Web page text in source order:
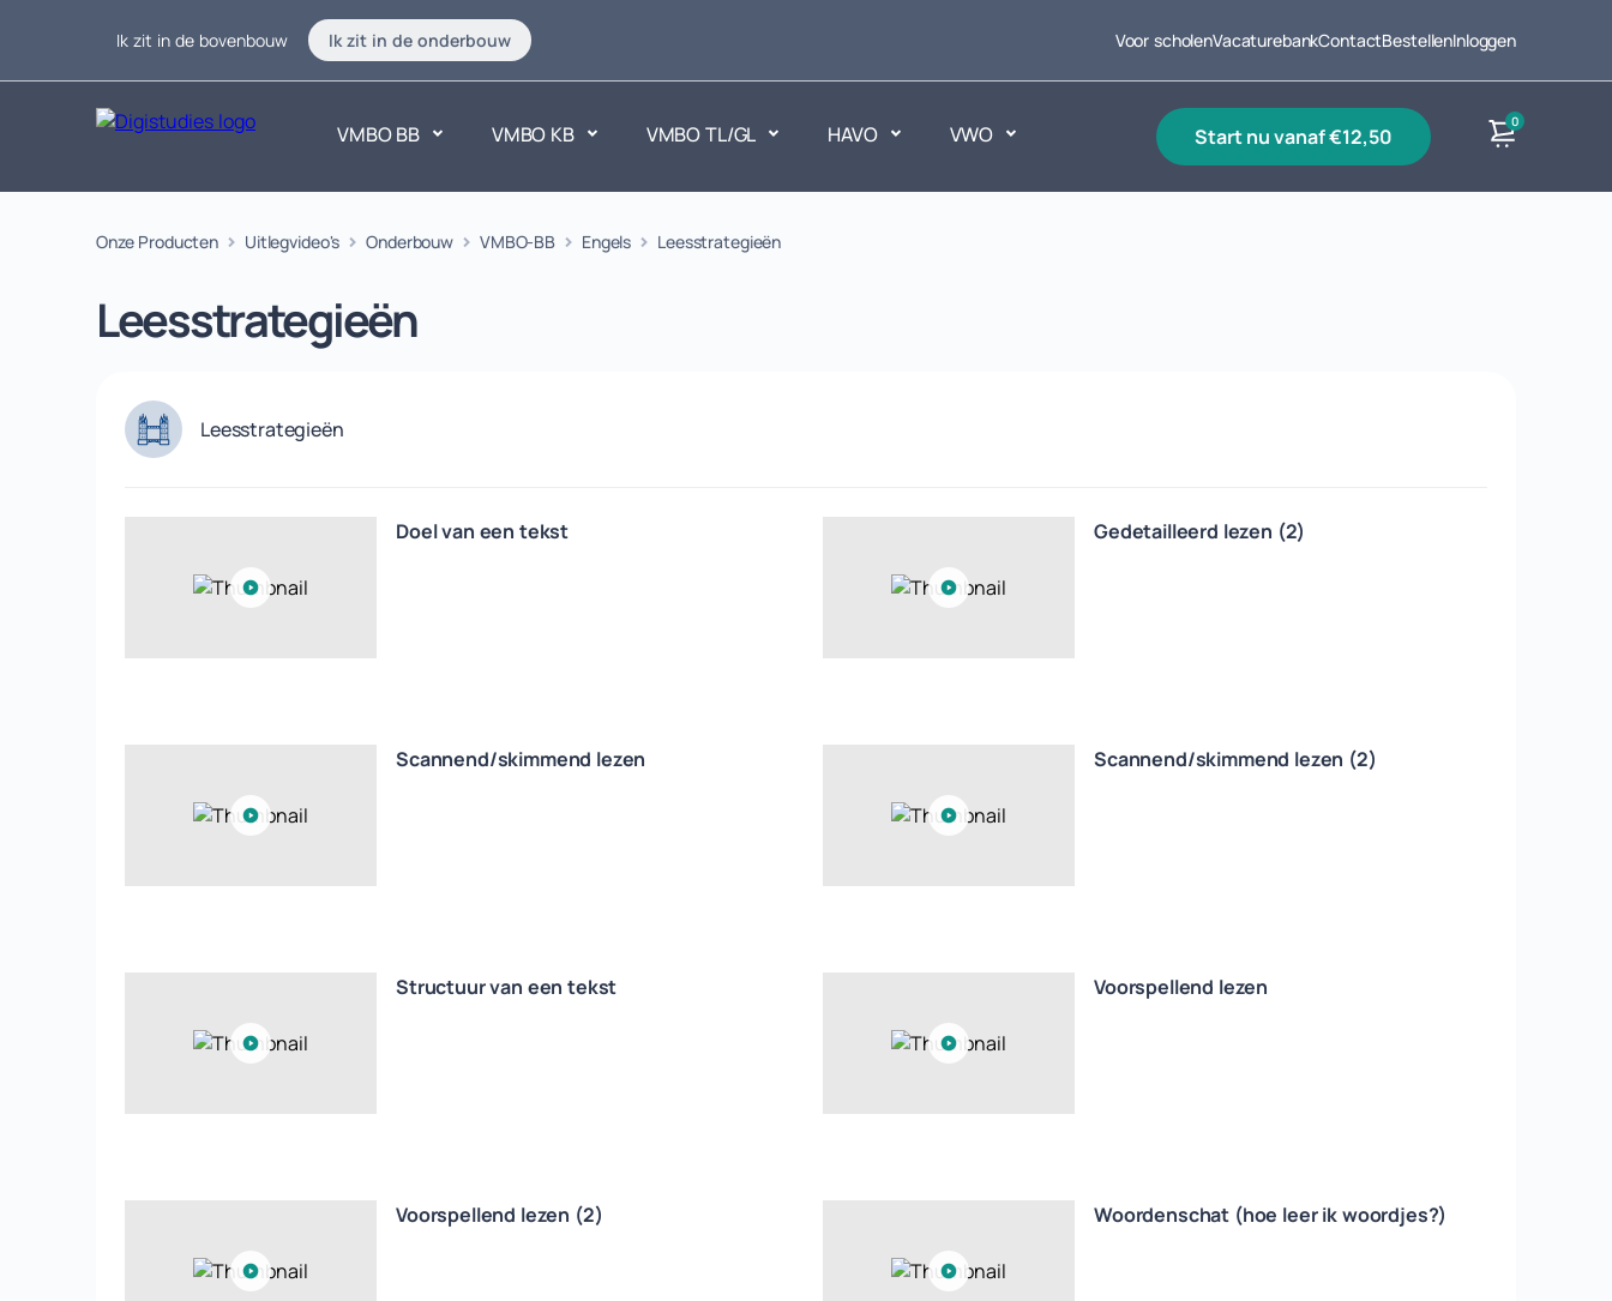
Ik zit in de bovenbouw Ik zit in de onderbouw Voor scholenVacaturebankContactBestellenInloggen
VMBO BB VMBO KB VMBO TL/GL HAVO VWO start nu vanaf €12,50
0
Exacte vakken Taalvakken
Onze Producten Uitlegvideo's Onderbouw VMBO-BB Engels Leesstrategieën
Leesstrategieën
Leesstrategieën
Doel van een tekst Gedetailleerd lezen (2)
Scannend/skimmend lezen Scannend/skimmend lezen (2)
Structuur van een tekst Voorspellend lezen
Voorspellend lezen (2) Woordenschat (hoe leer ik woordjes?)